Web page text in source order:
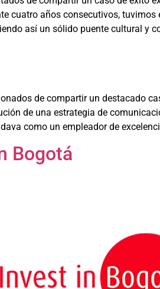
cuatro años consecutivos,
así un sólido puente cultural y
de compartir un destacado
de una estrategia de
como un empleador de
Bogotá